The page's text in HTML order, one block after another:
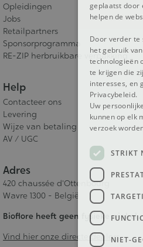
Opleidingen
Jobs
Retailpartners
Sponsorprogramma
RE-ZIP herbruikbare verpakking
Help
Contacteer ons
Levering
Wijze van betaling
AV / UGC
Adres
420 chaussée d'Ottenbourg
Wavre 1300 - België
Bioflore heeft geen fysieke winkel.
Vind hier onze directe dealers
geplaatst door
helpen de
Door verder te
het gebruik
technologieën
te krijgen die
interesses, en
Privacybeleid.
Uw
kunnen op elk
verzoek
STRIKT
NIET-